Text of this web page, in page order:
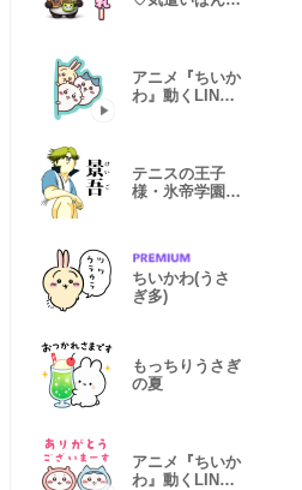
アニメ『ちいか
わ』動くLINE
テニスの王子
様・氷帝学園×
ちいかわ(うさ
ぎ多)
もっちりうさぎ
の夏
アニメ『ちいか
わ』動くLINE